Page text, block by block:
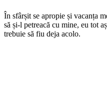
În sfârșit se apropie și vacanța
să și-l petreacă cu mine, eu tot
trebuie să fiu deja acolo.